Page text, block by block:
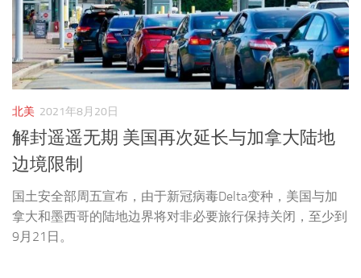
北美 2021年8月20日
解封遥遥无期 美国再次延长与加拿大陆地
边境限制
国土安全部周五宣布，由于新冠病毒Delta变种，美国与加
拿大和墨西哥的陆地边界将对非必要旅行保持关闭，至少到
9月21日。